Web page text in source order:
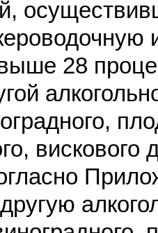
28
вискового